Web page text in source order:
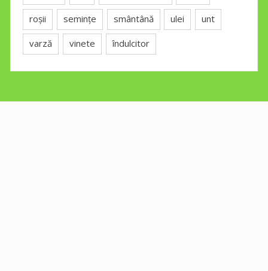
roșii semințe smântână ulei unt
varză vinete îndulcitor